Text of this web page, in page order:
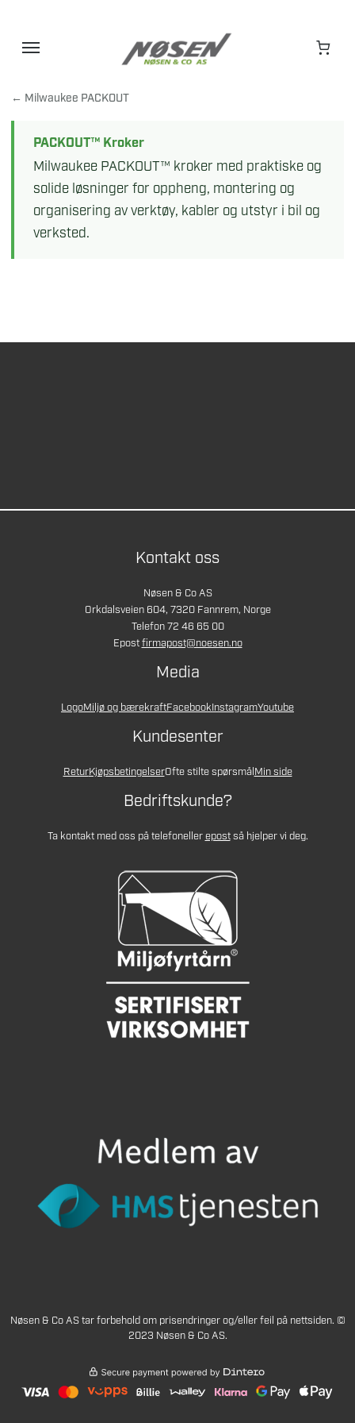
← Milwaukee PACKOUT
PACKOUT™ Kroker
Milwaukee PACKOUT™ kroker med praktiske og
solide løsninger for oppheng, montering og
organisering av verktøy, kabler og utstyr i bil og
verksted.
Kontakt oss
Nøsen & Co AS
Orkdalsveien 604, 7320 Fannrem, Norge
Telefon 72 46 65 00
Epostfirmapost@noesen.no
Media
LogoMiljø og bærekraftFacebookInstagramYoutube
Kundesenter
ReturKjøpsbetingelserOfte stilte spørsmålMin side
Bedriftskunde?
Ta kontakt med oss på telefonellerepostså hjelper vi deg.
Nøsen & Co AS tar forbehold om prisendringer og/eller feil på nettsiden. ©
2023 Nøsen & Co AS.